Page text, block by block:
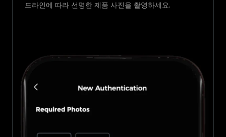
드라인에 따라 선명한 제품 사진을 촬영하세요.